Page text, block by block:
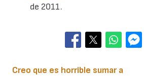
de 2011.
Creo que es horrible sumar a